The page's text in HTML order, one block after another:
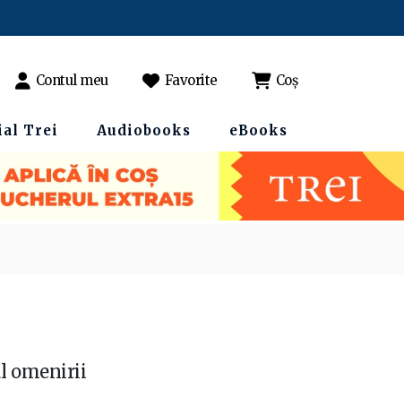
Contul meu Favorite Coș
Trei Audiobooks eBooks
omenirii